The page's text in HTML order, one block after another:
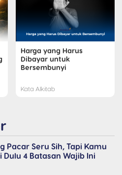
Harga yang Harus
Dibayar untuk
Bersembunyi
Kata Alkitab
Pacar Seru Sih, Tapi Kamu
Dulu 4 Batasan Wajib Ini